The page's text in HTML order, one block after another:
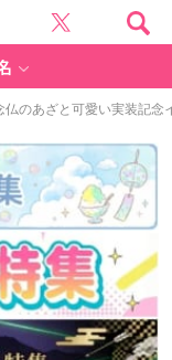
のあざと可愛い実装記念